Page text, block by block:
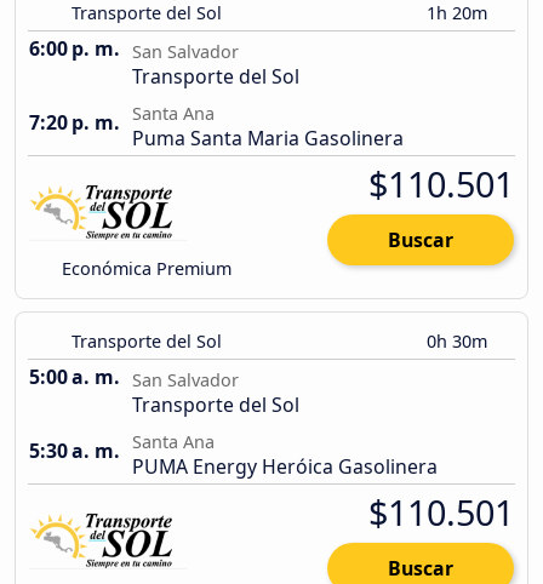
Transporte del Sol 1h 20m
6:00 p. m. San Salvador
Transporte del Sol
7:20 p. m. Santa Ana
Puma Santa Maria Gasolinera
Económica Premium
$110.501
Buscar
Transporte del Sol 0h 30m
5:00 a. m. San Salvador
Transporte del Sol
5:30 a. m. Santa Ana
PUMA Energy Heróica Gasolinera
$110.501
Buscar